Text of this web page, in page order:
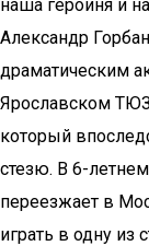
наша героиня и
Александр
драматическим
Ярославском
который
стезю. В 6-
переезжает в
играть в одну из